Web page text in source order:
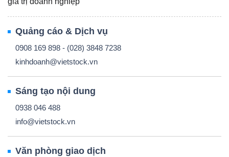
Quảng cáo & Dịch vụ
0908 169 898 - (028) 3848 7238
kinhdoanh@vietstock.vn
Sáng tạo nội dung
0938 046 488
info@vietstock.vn
Văn phòng giao dịch
(-)
Sách